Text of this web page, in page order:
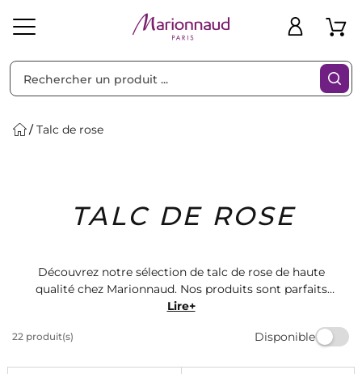
Solaire Homme Marques Idées
Cadeaux
Bons
Plans
Talc de rose
TALC DE ROSE
Découvrez notre sélection de talc de rose de haute
qualité chez Marionnaud. Nos produits sont parfaits
pour sublimer votre peau et vous offrir une sensation
douceur et de la délicatesse avec nos talcs de rose.
Lire+
22 produit(s) Disponible
Filtres